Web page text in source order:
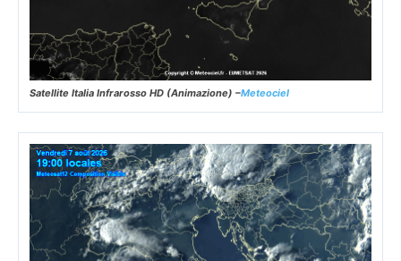
Satellite Italia Infrarosso HD (Animazione) –Meteociel